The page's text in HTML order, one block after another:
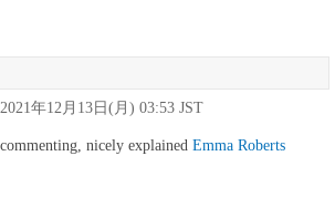
年12月13日(月) 03:53 JST
nicely explained Emma Roberts